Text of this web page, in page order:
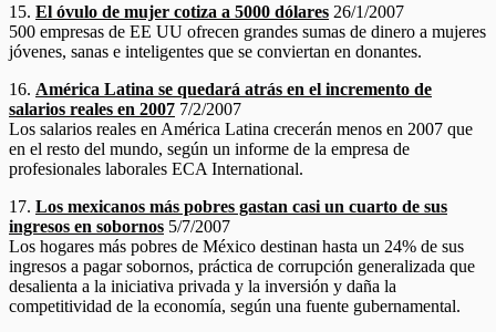
15. El óvulo de mujer cotiza a 5000 dólares 26/1/2007
500 empresas de EE UU ofrecen grandes sumas de dinero a mujeres
jóvenes, sanas e inteligentes que se conviertan en donantes.
16. América Latina se quedará atrás en el incremento de
salarios reales en 2007 7/2/2007
Los salarios reales en América Latina crecerán menos en 2007 que
en el resto del mundo, según un informe de la empresa de
profesionales laborales ECA International.
17. Los mexicanos más pobres gastan casi un cuarto de sus
ingresos en sobornos 5/7/2007
Los hogares más pobres de México destinan hasta un 24% de sus
ingresos a pagar sobornos, práctica de corrupción generalizada que
desalienta a la iniciativa privada y la inversión y daña la
competitividad de la economía, según una fuente gubernamental.